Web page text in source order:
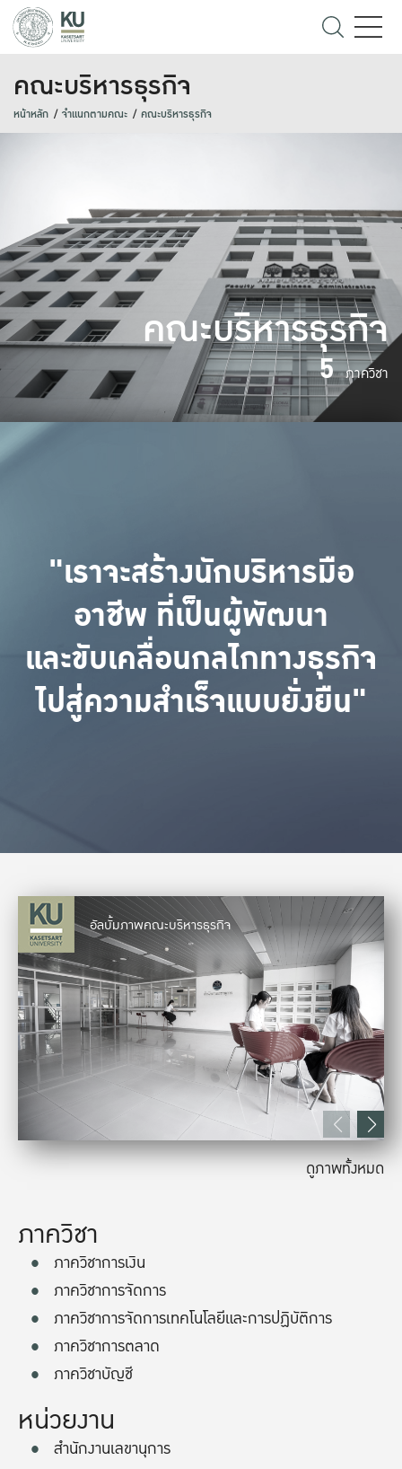
คณะบริหารธุรกิจ
หน้าหลัก จำแนกตามคณะ คณะบริหารธุรกิจ
คณะบริหารธุรกิจ
5 ภาควิชา
"เราจะสร้างนักบริหารมือ
อาชีพ ที่เป็นผู้พัฒนา
และขับเคลื่อนกลไกทางธุรกิจ
ไปสู่ความสำเร็จแบบยั่งยืน"
อัลบั้มภาพคณะบริหารธุรกิจ
ดูภาพทั้งหมด
ภาควิชา
ภาควิชาการเงิน
ภาควิชาการจัดการ
ภาควิชาการจัดการเทคโนโลยีและการปฏิบัติการ
ภาควิชาการตลาด
ภาควิชาบัญชี
หน่วยงาน
สำนักงานเลขานุการ